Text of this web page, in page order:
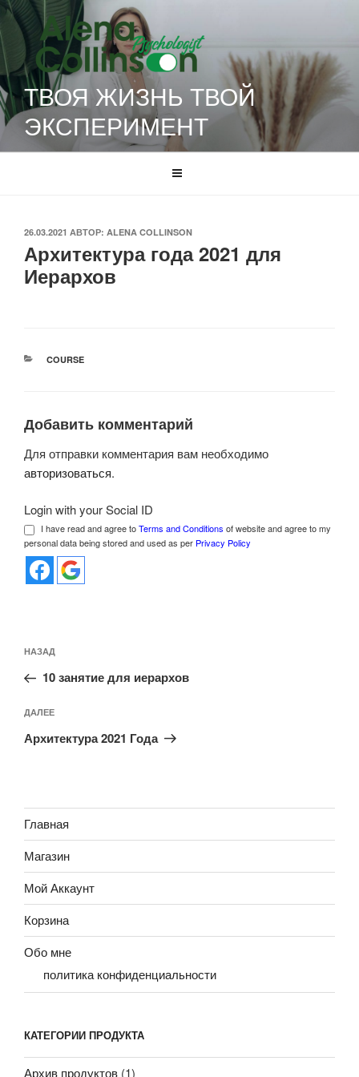
Перейти
к
содержимому
ТВОЯ ЖИЗНЬ ТВОЙ
ЭКСПЕРИМЕНТ
ОПУБЛИКОВАНО
26.03.2021 АВТОР: ALENA COLLINSON
Архитектура года 2021 для
Иерархов
РУБРИКИ
COURSE
Добавить комментарий
Для отправки комментария вам необходимо
авторизоваться.
Login with your Social ID
I have read and agree toTerms and Conditions of website and agree to my
personal data being stored and used as per Privacy Policy
по
записям
Предыдущая
запись:
НАЗАД
10 занятие для иерархов
Следующая
запись
ДАЛЕЕ
Архитектура 2021 Года
Главная
Магазин
Мой Аккаунт
Корзина
Обо мне
политика конфиденциальности
КАТЕГОРИИ ПРОДУКТА
Архив продуктов (1)